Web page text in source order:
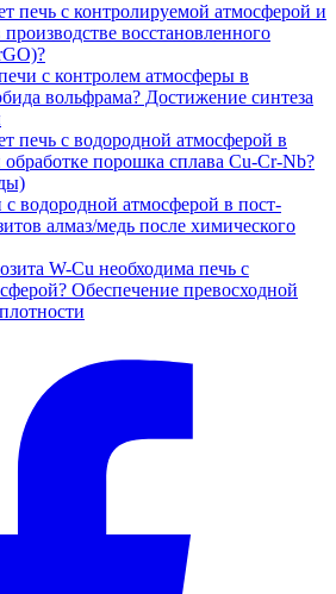
печь с контролируемой атмосферой и
восстановленного
с контролем атмосферы в
вольфрама? Достижение синтеза
печь с водородной атмосферой в
обработке порошка сплава Cu-Cr-Nb?
с водородной атмосферой в пост-
алмаз/медь после химического
W-Cu необходима печь с
Обеспечение превосходной